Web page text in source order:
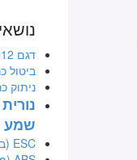
דגם 2012 בארץ
ביטול
ניתוק
שמע
ESC (בקרת יציבות אלקטרונית)